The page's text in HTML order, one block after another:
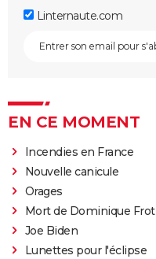
Linternaute.com
EN CE MOMENT
Incendies en France
Nouvelle canicule
Orages
Mort de Dominique Frot
Joe Biden
Lunettes pour l'éclipse